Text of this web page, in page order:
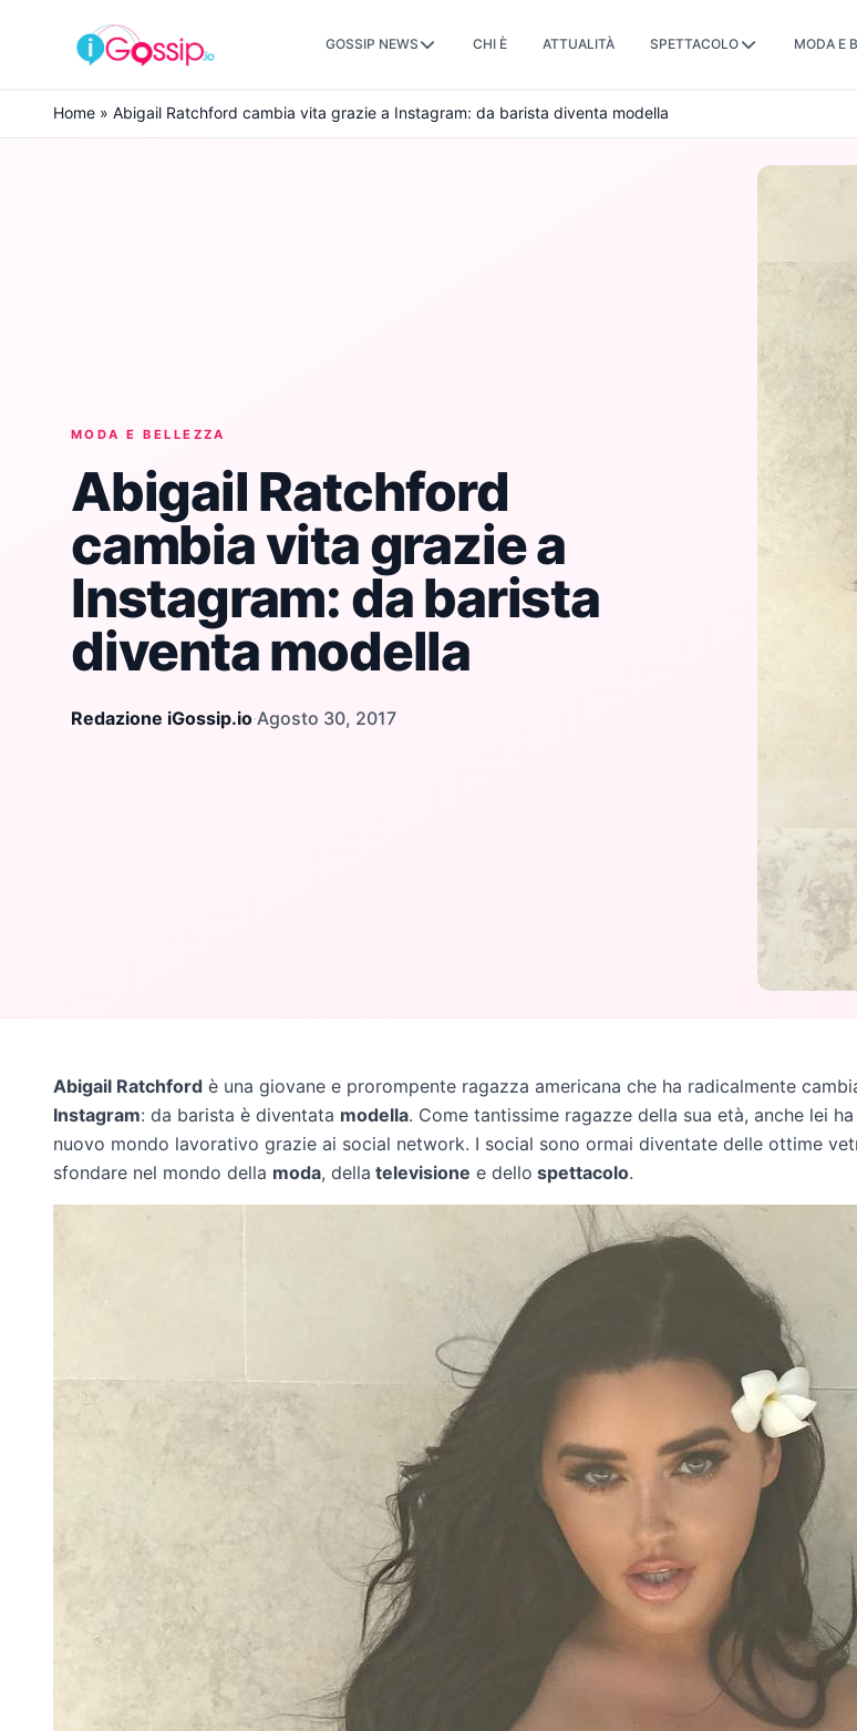
Skip to content
GOSSIP NEWS CHI È ATTUALITÀ SPETTACOLO MODA E
Home » Abigail Ratchford cambia vita grazie a Instagram: da barista diventa modella
MODA E BELLEZZA
Abigail Ratchford
cambia vita grazie a
Instagram: da barista
diventa modella
Redazione iGossip.io·Agosto 30, 2017
Abigail Ratchford è una giovane e prorompente ragazza americana che ha radicalmente
Instagram: da barista è diventata modella. Come tantissime ragazze della sua età, anche lei
nuovo mondo lavorativo grazie ai social network. I social sono ormai diventate delle ottime
sfondare nel mondo della moda, della televisione e dello spettacolo.